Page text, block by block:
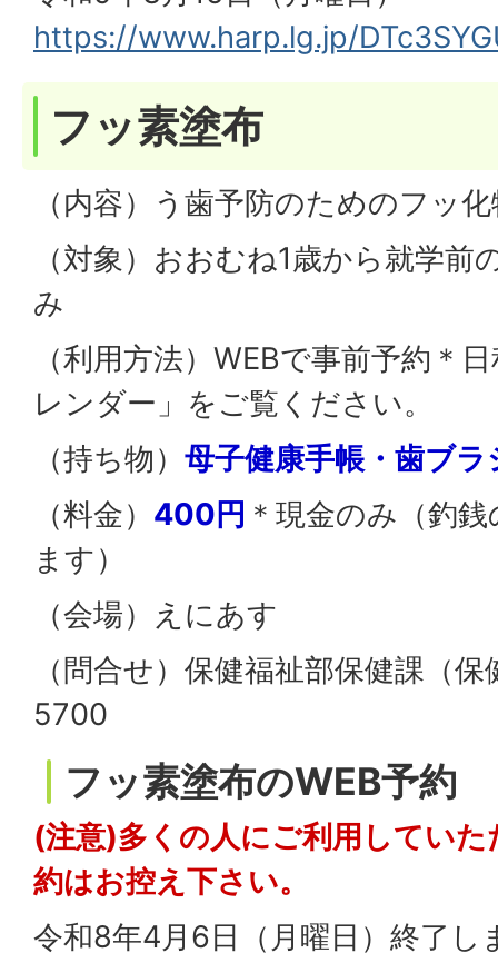
https://www.harp.lg.jp/
フッ素塗布
（内容）う歯予防のためのフッ
（対象）おおむね1歳から就学
み
（利用方法）WEBで事前予約＊
レンダー」をご覧ください。
（持ち物） 母子健康手帳・歯ブラ
（料金） 400円 ＊現金のみ（釣
ます）
（会場）えにあす
（問合せ）保健福祉部保健課（
5700
フッ素塗布のWEB予約
(注意)多くの人にご利用してい
約はお控え下さい。
令和8年4月6日（月曜日）終了し